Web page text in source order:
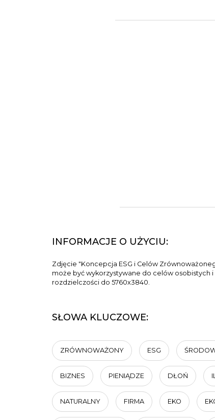
INFORMACJE O UŻYCIU:
Zdjęcie "Koncepcja ESG i Celów
może być wykorzystywane do celów osobistych
rozdzielczości do 5760x3840.
SŁOWA KLUCZOWE:
ZRÓWNOWAŻONY ESG
BIZNES PIENIĄDZE DŁOŃ
NATURALNY FIRMA EKO